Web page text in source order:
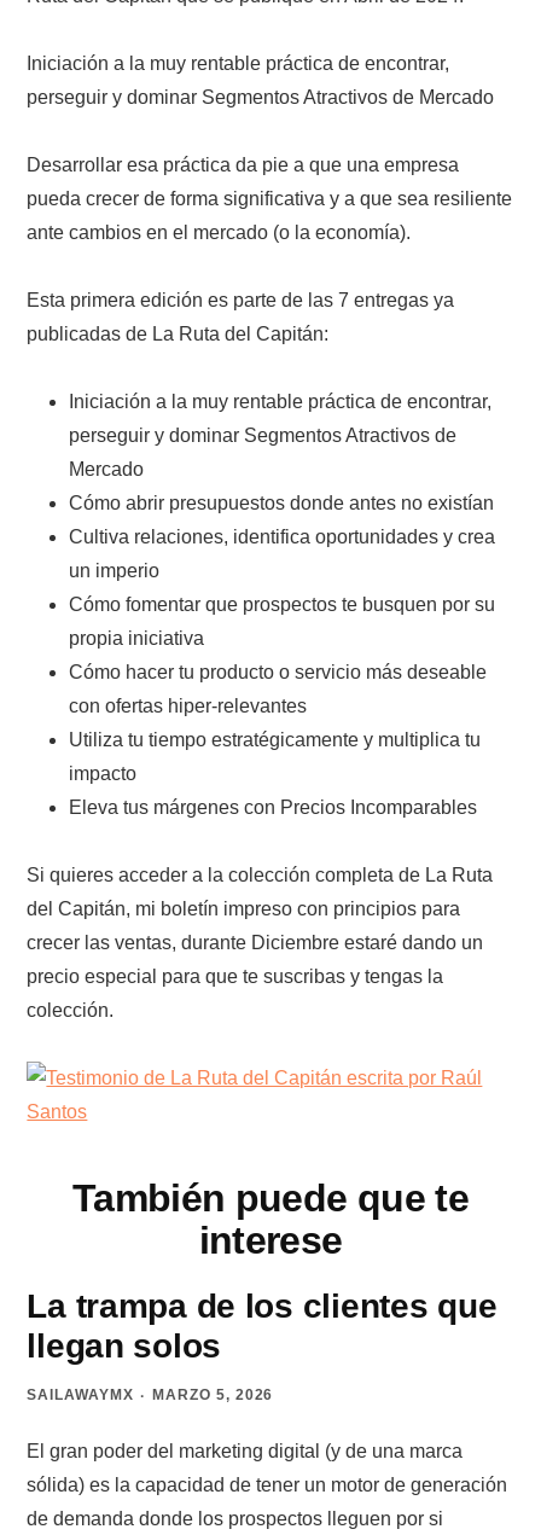
Iniciación a la muy rentable práctica de encontrar,
perseguir y dominar Segmentos Atractivos de Mercado
Desarrollar esa práctica da pie a que una empresa
pueda crecer de forma significativa y a que sea resiliente
ante cambios en el mercado (o la economía).
Esta primera edición es parte de las 7 entregas ya
publicadas de La Ruta del Capitán:
Iniciación a la muy rentable práctica de encontrar,
perseguir y dominar Segmentos Atractivos de
Mercado
Cómo abrir presupuestos donde antes no existían
Cultiva relaciones, identifica oportunidades y crea
un imperio
Cómo fomentar que prospectos te busquen por su
propia iniciativa
Cómo hacer tu producto o servicio más deseable
con ofertas hiper-relevantes
Utiliza tu tiempo estratégicamente y multiplica tu
impacto
Eleva tus márgenes con Precios Incomparables
Si quieres acceder a la colección completa de La Ruta
del Capitán, mi boletín impreso con principios para
crecer las ventas, durante Diciembre estaré dando un
precio especial para que te suscribas y tengas la
colección.
También puede que te
interese
La trampa de los clientes que
llegan solos
SAILAWAYMX MARZO 5, 2026
El gran poder del marketing digital (y de una marca
sólida) es la capacidad de tener un motor de generación
de demanda donde los prospectos lleguen por si